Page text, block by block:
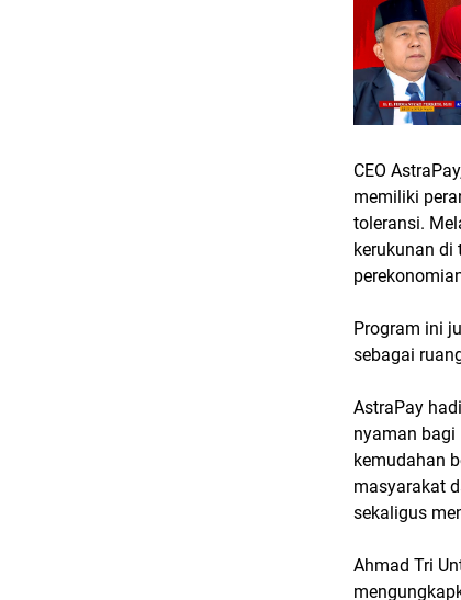
CEO
memiliki
toleransi.
kerukunan di
Program ini
sebagai
AstraPay
nyaman bagi
kemudahan
masyarakat
sekaligus
Ahmad Tri